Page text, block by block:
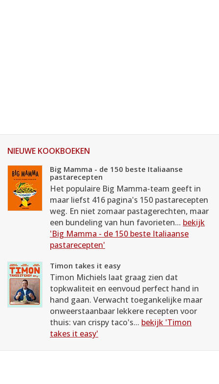
NIEUWE KOOKBOEKEN
Big Mamma - de 150 beste Italiaanse
pastarecepten
Het populaire Big Mamma-team geeft in
maar liefst 416 pagina's 150 pastarecepten
weg. En niet zomaar pastagerechten, maar
een bundeling van hun favorieten... bekijk
'Big Mamma - de 150 beste Italiaanse
pastarecepten'
Timon takes it easy
Timon Michiels laat graag zien dat
topkwaliteit en eenvoud perfect hand in
hand gaan. Verwacht toegankelijke maar
onweerstaanbaar lekkere recepten voor
thuis: van crispy taco's... bekijk 'Timon
takes it easy'